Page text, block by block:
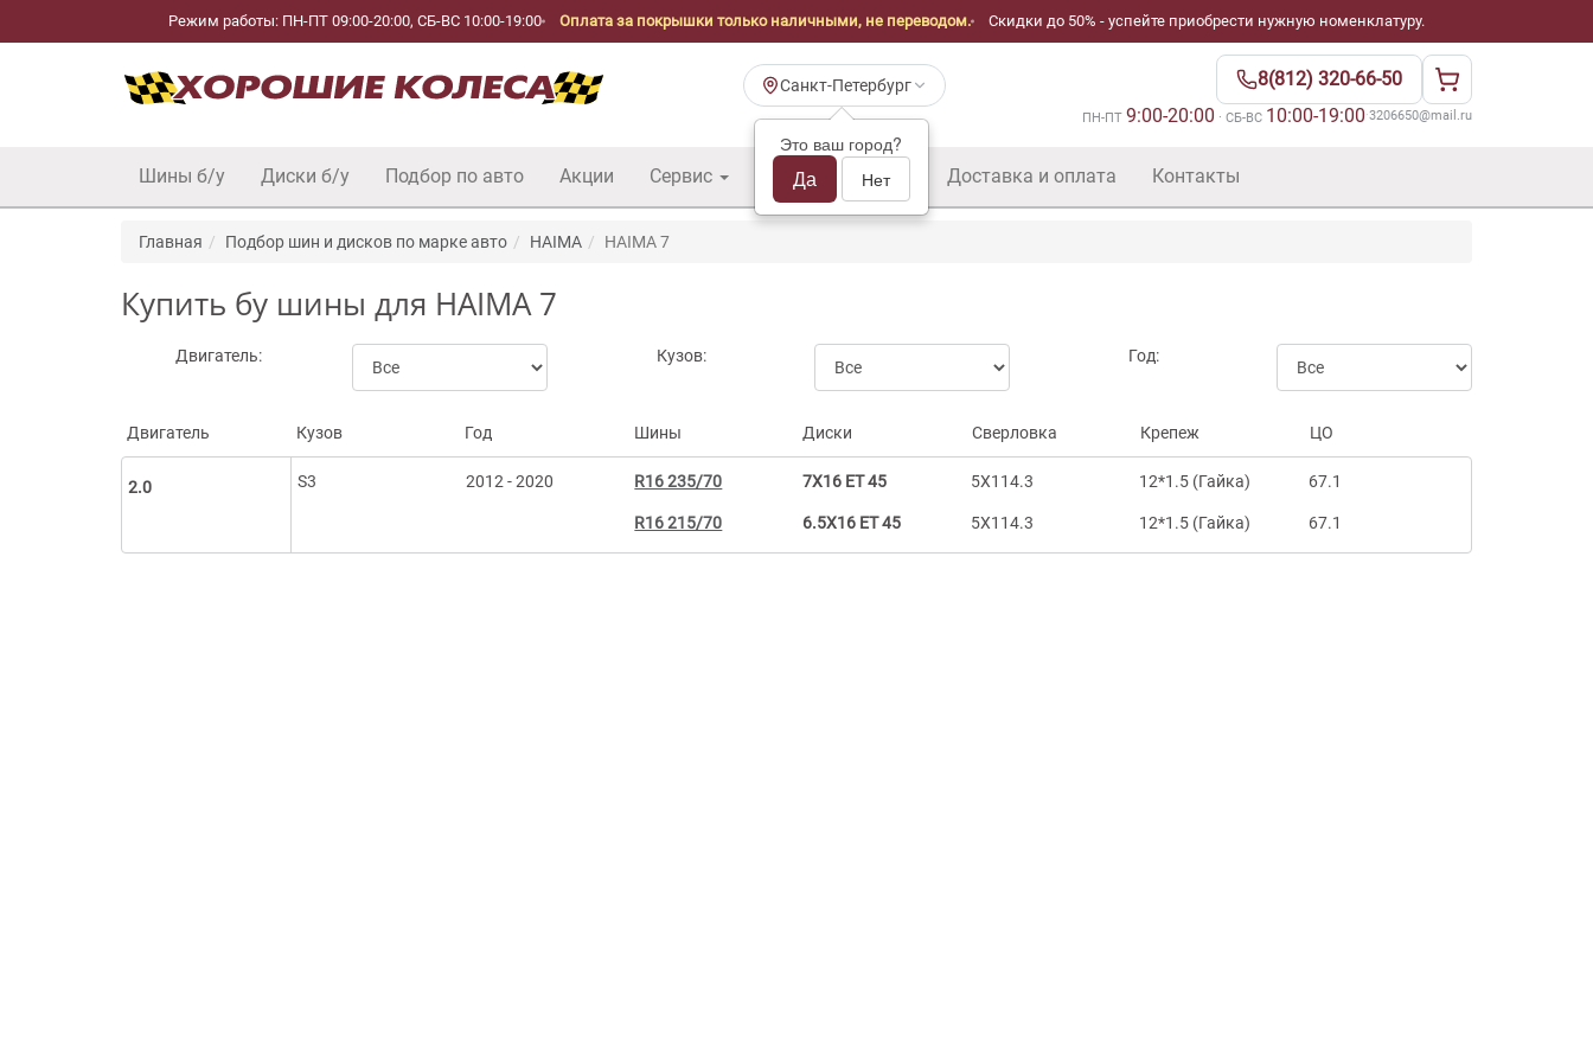
Режим работы: ПН-ПТ 09:00-20:00, СБ-ВС 10:00-19:00 Оплата за покрышки только наличными, не переводом. Скидки до 50% - успейте приобрести нужную номенклатуру.
Санкт-Петербург
Это ваш город?
Да Нет
8(812) 320-66-50
ПН-ПТ 9:00-20:00 · СБ-ВС 10:00-19:00·3206650@mail.ru
Шины б/у Диски б/у Подбор по авто Акции Сервис Шины б/у оптом Доставка и оплата Контакты
Главная Подбор шин и дисков по марке авто HAIMA HAIMA 7
Купить бу шины для HAIMA 7
Двигатель: Кузов: Год:
Двигатель Кузов Год Шины Диски Сверловка Крепеж ЦО
2.0 S3 2012 - 2020 R16 235/70
R16 215/70
7X16 ET 45
6.5X16 ET 45
5X114.3
5X114.3
12*1.5 (Гайка)
12*1.5 (Гайка)
67.1
67.1